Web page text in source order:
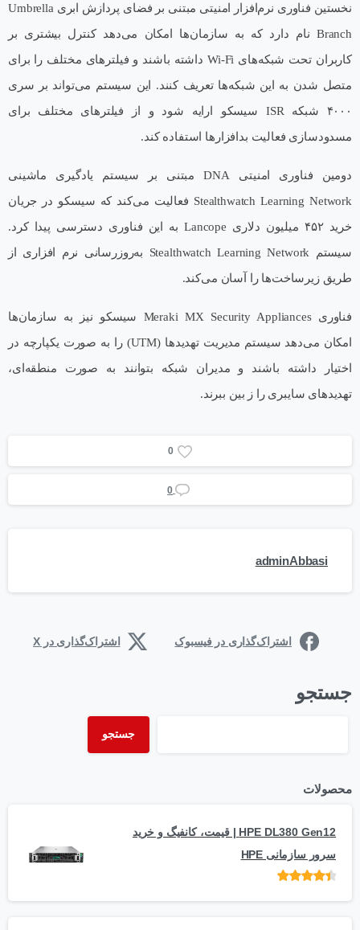
نخستین فناوری نرم‌افزار امنیتی مبتنی بر فضای پردازش ابری Umbrella
Branch نام دارد که به سازمان‌ها امکان می‌دهد کنترل بیشتری بر
کاربران تحت شبکه‌های Wi-Fi داشته باشند و فیلترهای مختلف را برای
متصل شدن به این شبکه‌ها تعریف کنند. این سیستم می‌تواند بر سری
۴۰۰۰ شبکه ISR سیسکو ارایه شود و از فیلترهای مختلف برای
مسدودسازی فعالیت بدافزارها استفاده کند.
دومین فناوری امنیتی DNA مبتنی بر سیستم یادگیری ماشینی
Stealthwatch Learning Network فعالیت می‌کند که سیسکو در جریان
خرید ۴۵۲ میلیون دلاری Lancope به این فناوری دسترسی پیدا کرد.
سیستم Stealthwatch Learning Network به‌روزرسانی نرم افزاری از
طریق زیرساخت‌ها را آسان می‌کند.
فناوری Meraki MX Security Appliances سیسکو نیز به سازمان‌ها
امکان می‌دهد سیستم مدیریت تهدیدها (UTM) را به صورت یکپارچه در
اختیار داشته باشند و مدیران شبکه بتوانند به صورت منطقه‌ای،
تهدیدهای سایبری را ز بین ببرند.
0
0
adminAbbasi
اشتراک‌گذاری در فیسبوک اشتراک‌گذاری در X
جستجو
جستجو
محصولات
HPE DL380 Gen12 | قیمت، کانفیگ و خرید
سرور سازمانی HPE